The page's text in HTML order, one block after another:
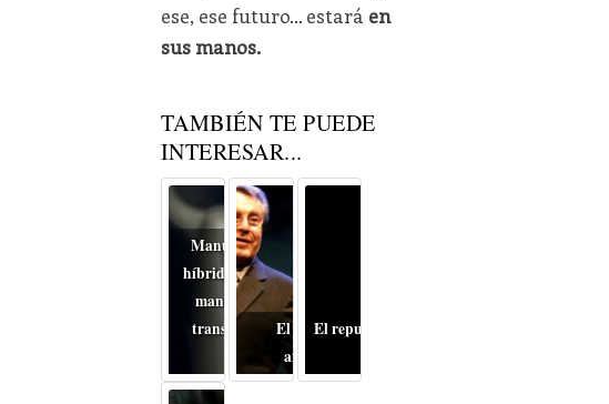
ese, ese futuro… estará en
sus manos.
TAMBIÉN TE PUEDE
INTERESAR...
Manual, automático o
híbrido: cómo cambia el
mantenimiento de la
transmisión en coches
usados
El Miloš Forman
anticomunista
El repudiable drama de la